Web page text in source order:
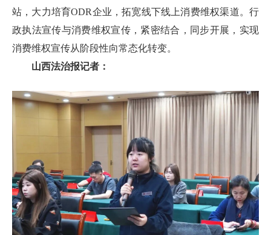
站，大力培育ODR企业，拓宽线下线上消费维权渠道。行
政执法宣传与消费维权宣传，紧密结合，同步开展，实现
消费维权宣传从阶段性向常态化转变。
山西法治报记者：